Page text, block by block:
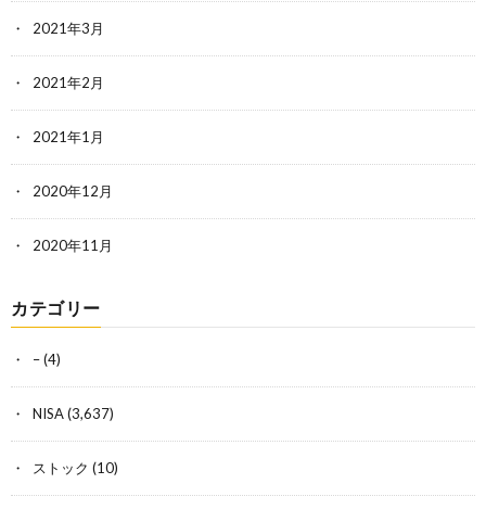
2021年3月
2021年2月
2021年1月
2020年12月
2020年11月
カテゴリー
–(4)
NISA(3,637)
ストック (10)